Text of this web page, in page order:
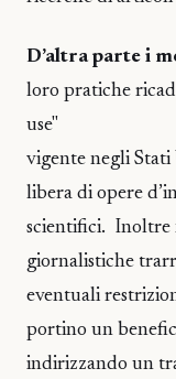
D’altra parte i
loro pratiche
use"
vigente negli Stati
libera di opere
scientifici. Inoltre
giornalistiche
eventuali
portino un
indirizzando un